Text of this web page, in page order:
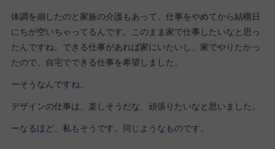
体調を崩したのと家族の介護もあって、仕事をやめてから結構日
にちが空いちゃってるんです。このまま家で仕事したいなと思っ
たんですね。できる仕事があれば家にいたいし、家でやりたかっ
たので、自宅でできる仕事を希望しました。
ーそうなんですね。
デザインの仕事は、楽しそうだな、頑張りたいなと思いました。
ーなるほど、私もそうです。同じようなものです。